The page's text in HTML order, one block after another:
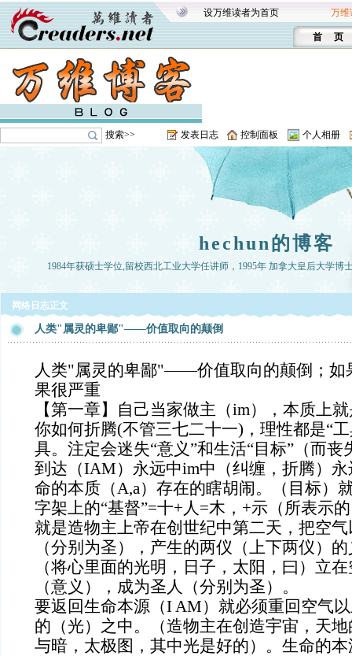
设万维读者为首页 万维
首 页
搜索>> 发表日志 控制面板 个人相册
hechun的博客
1984年获硕士学位,留校西北工业大学任讲师，1995年 加拿大皇后大学博
网络日志正文
人类"属灵的卑鄙"——价值取向的颠倒
人类"属灵的卑鄙"——价值取向的颠倒；如
果很严重
【第一章】自己当家做主（im），本质上
你如何折腾(不管三七二十一)，理性都是“
具。注定会迷失“意义”和生活“目标”（而
到达（IAM）永远中im中（纠缠，折腾）
命的本质（A,a）存在的瞎胡闹。（目标）
字架上的“基督”=十+人=木，+示（所表示
就是造物主上帝在创世纪中第二天，把空
（分别为圣），产生的两仪（上下两仪）
（将心里面的光明，日子，太阳，曰）立
（意义），成为圣人（分别为圣）。
要返回生命本源（I AM）就必须重回空气
的（光）之中。（造物主在创造宇宙，天
与暗，太极图，其中光是好的）。生命的